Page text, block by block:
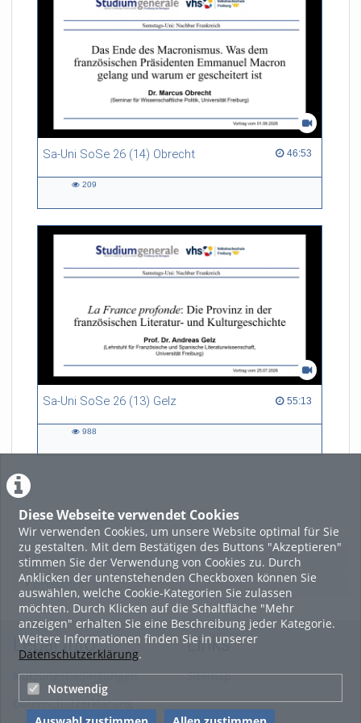
Diese Webseite verwendet Cookies
Wir verwenden Cookies, um unsere Website optimal für Sie
zu gestalten. Mit dem Bestätigen des Buttons "Akzeptieren"
stimmen Sie der Verwendung von Cookies zu. Durch
Anklicken der untenstehenden Checkboxen können Sie
auswählen, welche Cookie-Kategorien Sie zulassen
möchten. Durch Klicken auf die Schaltfläche "Mehr
anzeigen" erhalten Sie eine Beschreibung jeder Kategorie.
Weitere Informationen finden Sie in unserer
Datenschutzerklärung.
Notwendig
Sa-Uni SoSe 26 (14) Obrecht 46:53
46:53 duration
209
Sa-Uni SoSe 26 (13) Gelz 55:13
55:13 duration
988
LADE MEHR
Featured
Beliebtheit
Legal Info
Nutzungsbedingungen
Datenschutzerklärung
Links
Sitemap